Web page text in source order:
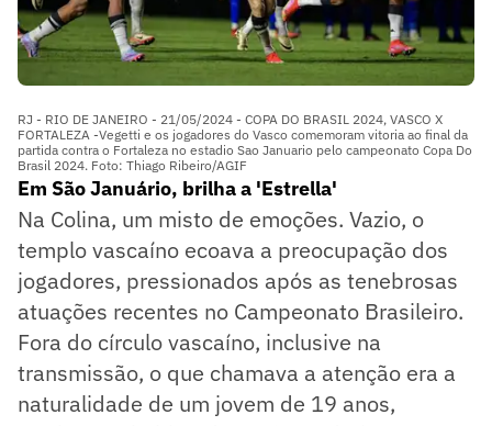
RJ - RIO DE JANEIRO - 21/05/2024 - COPA DO BRASIL 2024, VASCO X
FORTALEZA -Vegetti e os jogadores do Vasco comemoram vitoria ao final da
partida contra o Fortaleza no estadio Sao Januario pelo campeonato Copa Do
Brasil 2024. Foto: Thiago Ribeiro/AGIF
Em São Januário, brilha a 'Estrella'
Na Colina, um misto de emoções. Vazio, o
templo vascaíno ecoava a preocupação dos
jogadores, pressionados após as tenebrosas
atuações recentes no Campeonato Brasileiro.
Fora do círculo vascaíno, inclusive na
transmissão, o que chamava a atenção era a
naturalidade de um jovem de 19 anos,